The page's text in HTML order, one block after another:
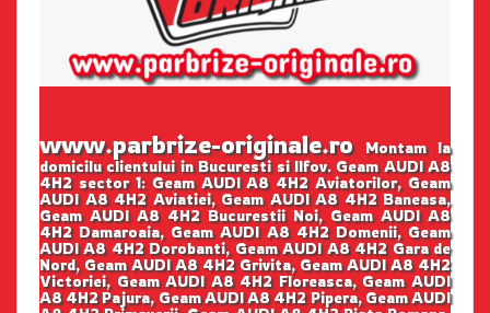
www.parbrize-originale.roMontam la
domicilu clientului in Bucuresti si Ilfov. Geam AUDI A8
4H2 sector 1: Geam AUDI A8 4H2 Aviatorilor, Geam
AUDI A8 4H2 Aviatiei, Geam AUDI A8 4H2 Baneasa,
Geam AUDI A8 4H2 Bucurestii Noi, Geam AUDI A8
4H2 Damaroaia, Geam AUDI A8 4H2 Domenii, Geam
AUDI A8 4H2 Dorobanti, Geam AUDI A8 4H2 Gara de
Nord, Geam AUDI A8 4H2 Grivita, Geam AUDI A8 4H2
Victoriei, Geam AUDI A8 4H2 Floreasca, Geam AUDI
A8 4H2 Pajura, Geam AUDI A8 4H2 Pipera, Geam AUDI